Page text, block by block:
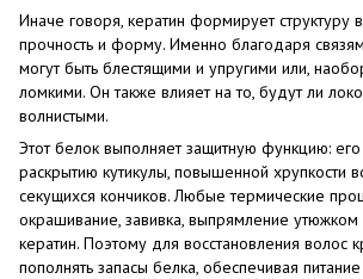
Иначе говоря, кератин формирует структуру
прочность и форму. Именно благодаря
могут быть блестящими и упругими или,
ломкими. Он также влияет на то, будут ли
волнистыми.
Этот белок выполняет защитную функцию:
раскрытию кутикулы, повышенной хрупкости
секущихся кончиков. Любые термические
окрашивание, завивка, выпрямление
кератин. Поэтому для восстановления волос
пополнять запасы белка, обеспечивая